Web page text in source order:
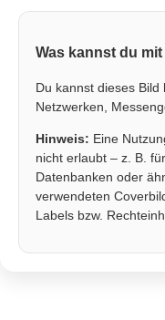
Was kannst du
Du kannst dieses
Netzwerken,
Hinweis: Eine
nicht erlaubt – z. B.
Datenbanken oder
verwendeten
Labels bzw.